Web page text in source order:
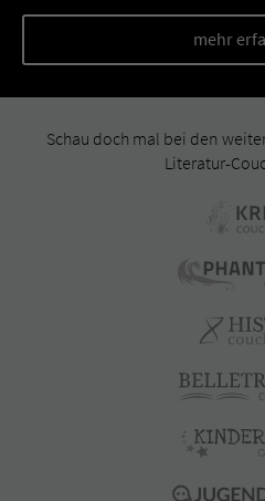
mehr
Schau doch mal bei den
Literatur-